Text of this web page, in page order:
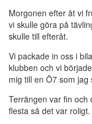
Morgonen efter åt vi
vi skulle göra på
skulle till efteråt.
Vi packade in oss i
klubben och vi
mig till en Ö7 som jag
Terrängen var fin och
flesta så det var roligt.